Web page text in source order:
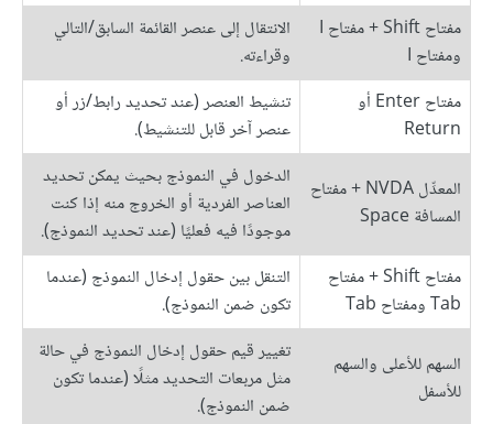
مفتاح Shift + مفتاح I
ومفتاح I
الانتقال إلى عنصر القائمة السابق/التالي
وقراءته.
مفتاح Enter أو
Return
تنشيط العنصر (عند تحديد رابط/زر أو
عنصر آخر قابل للتنشيط).
المعدِّل NVDA + مفتاح
المسافة Space
الدخول في النموذج بحيث يمكن تحديد
العناصر الفردية أو الخروج منه إذا كنت
موجودًا فيه فعليًا (عند تحديد النموذج).
مفتاح Shift + مفتاح
Tab ومفتاح Tab
التنقل بين حقول إدخال النموذج (عندما
تكون ضمن النموذج).
السهم للأعلى والسهم
للأسفل
تغيير قيم حقول إدخال النموذج في حالة
مثل مربعات التحديد مثلًا (عندما تكون
ضمن النموذج).